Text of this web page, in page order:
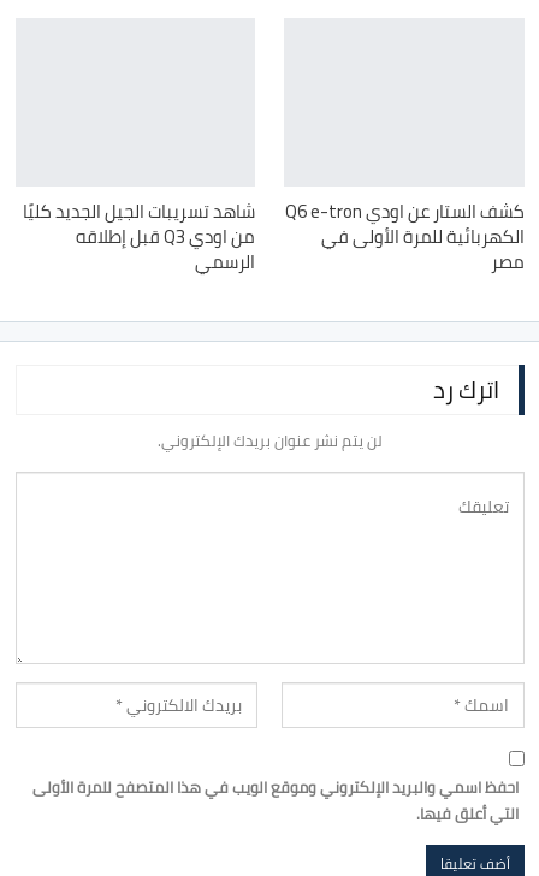
كشف الستار عن اودي Q6 e-tron
الكهربائية للمرة الأولى في
مصر
شاهد تسريبات الجيل الجديد كليًا
من اودي Q3 قبل إطلاقه
الرسمي
اترك رد
لن يتم نشر عنوان بريدك الإلكتروني.
احفظ اسمي والبريد الإلكتروني وموقع الويب في هذا المتصفح للمرة الأولى
التي أعلق فيها.